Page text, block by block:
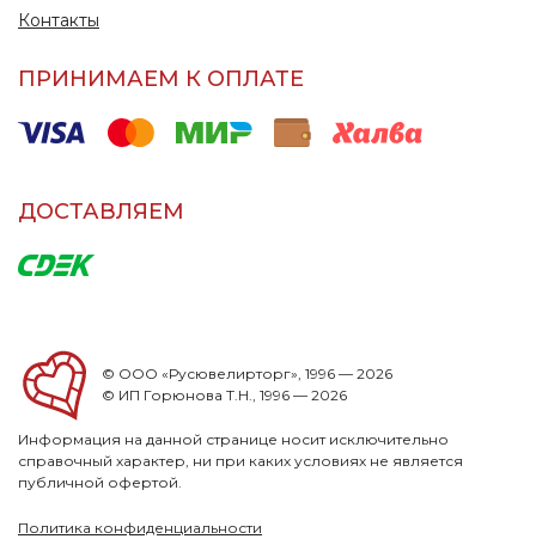
Контакты
ПРИНИМАЕМ К ОПЛАТЕ
ДОСТАВЛЯЕМ
© ООО «Русювелирторг», 1996 — 2026
© ИП Горюнова Т.Н., 1996 — 2026
Информация на данной странице носит исключительно
справочный характер, ни при каких условиях не является
публичной офертой.
Политика конфиденциальности